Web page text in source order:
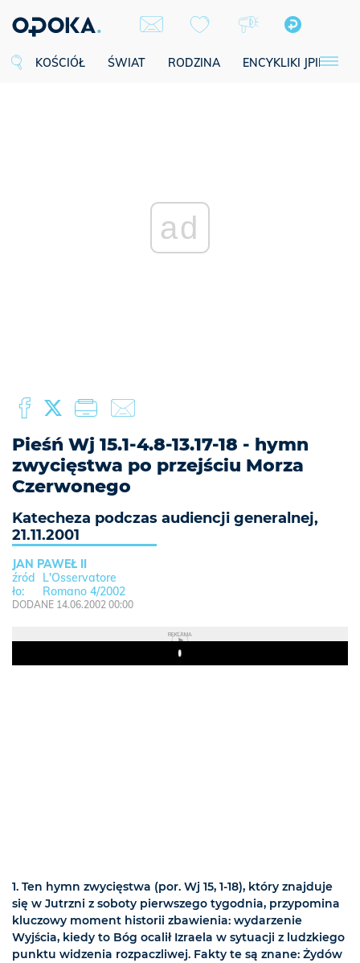
KOŚCIÓŁ ŚWIAT RODZINA ENCYKLIKI JPII
ad
Pieśń Wj 15.1-4.8-13.17-18 - hymn
zwycięstwa po przejściu Morza
Czerwonego
Katecheza podczas audiencji generalnej,
21.11.2001
JAN PAWEŁ II
L'Osservatore
Romano 4/2002
DODANE 14.06.2002 00:00
REKLAMA
Play
1. Ten hymn zwycięstwa (por. Wj 15, 1-18), który znajduje
się w Jutrzni z soboty pierwszego tygodnia, przypomina
kluczowy moment historii zbawienia: wydarzenie
Wyjścia, kiedy to Bóg ocalił Izraela w sytuacji z ludzkiego
punktu widzenia rozpaczliwej. Fakty te są znane: Żydów